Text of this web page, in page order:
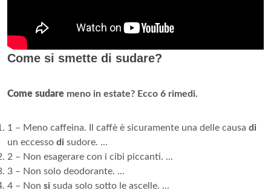
Come si smette di sudare?
Come sudare meno in estate? Ecco 6 rimedi.
1 – Meno caffeina. Il caffè è sicuramente una delle causa di
un eccesso di sudore. ...
2 – Non esagerare con i cibi piccanti. ...
3 – Non solo deodorante. ...
4 – Non si suda solo sotto le ascelle. ...